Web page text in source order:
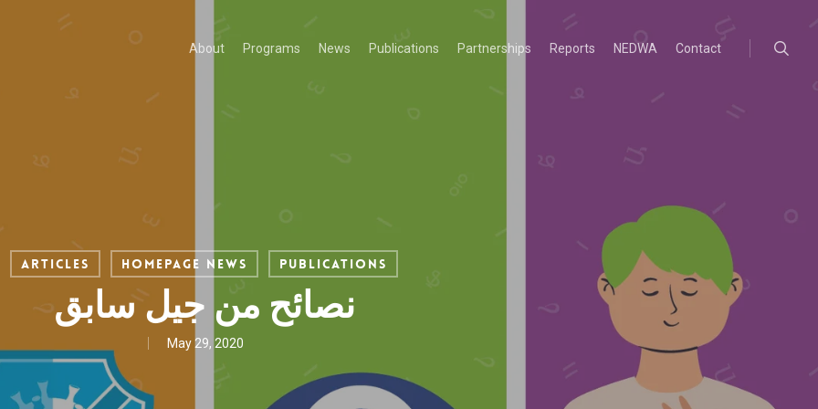
About Programs News Publications Partnerships Reports NEDWA Contact
Articles Homepage News Publications
نصائح من جيل سابق
May 29, 2020